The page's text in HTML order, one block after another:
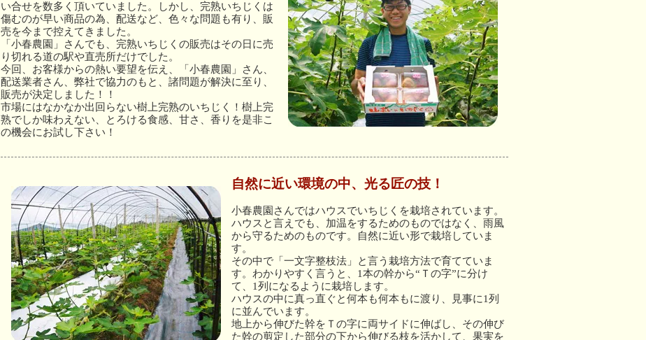
い合せを数多く頂いていました。しかし、完熟いちじくは
傷むのが早い商品の為、配送など、色々な問題も有り、販
売を今まで控えてきました。
「小春農園」さんでも、完熟いちじくの販売はその日に売
り切れる道の駅や直売所だけでした。
今回、お客様からの熱い要望を伝え、「小春農園」さん、
配送業者さん、弊社で協力のもと、諸問題が解決に至り、
販売が決定しました！！
市場にはなかなか出回らない樹上完熟のいちじく！樹上完
熟でしか味わえない、とろける食感、甘さ、香りを是非こ
の機会にお試し下さい！
自然に近い環境の中、光る匠の技！
小春農園さんではハウスでいちじくを栽培されています。
ハウスと言えでも、加温をするためのものではなく、雨風
から守るためのものです。自然に近い形で栽培していま
す。
その中で「一文字整枝法」と言う栽培方法で育てていま
す。わかりやすく言うと、1本の幹から“Ｔの字”に分け
て、1列になるように栽培します。
ハウスの中に真っ直ぐと何本も何本もに渡り、見事に1列
に並んでいます。
地上から伸びた幹をＴの字に両サイドに伸ばし、その伸び
た幹の剪定した部分の下から伸びる枝を活かして、果実を